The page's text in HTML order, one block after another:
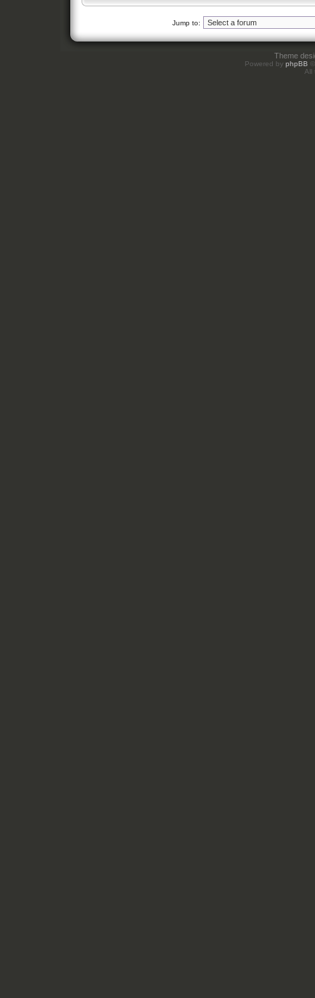
Jump to:
Theme
Powered by phpBB
All